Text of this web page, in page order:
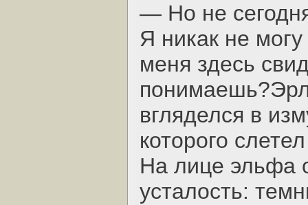
— Но не
Я никак не
меня здесь
вгляделся в
которого
На лице эльфа
усталость: